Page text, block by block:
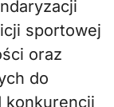
sportowej
oraz
do